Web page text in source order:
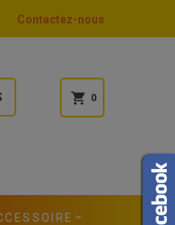
Contactez-nous
shopping_cart 0